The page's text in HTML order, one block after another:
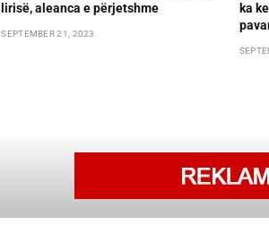
lirisë, aleanca e përjetshme
SEPTEMBER 21, 2023
ka